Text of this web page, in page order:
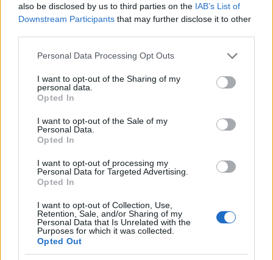
also be disclosed by us to third parties on the IAB’s List of
Downstream Participants that may further disclose it to other
Please note that this website/app uses one or more Google
not limited to your visit or usage behaviour. You may click to
grant or deny consent to Google and its third-party tags to
use your data for below specified purposes in below Google
consent section.
Personal Data Processing Opt Outs
I want to opt-out of the Sharing of my
personal data.
Opted In
I want to opt-out of the Sale of my
Personal Data.
Opted In
I want to opt-out of processing my
Personal Data for Targeted Advertising.
Opted In
I want to opt-out of Collection, Use,
Retention, Sale, and/or Sharing of my
Personal Data that Is Unrelated with the
Purposes for which it was collected.
Opted Out
Kipróbálhatunk stresszkezelő
technikákat
csökkenthetjük ezekkel a technikákkal
relaxációs gyakorlatok
írjunk naplót: tisztázhatjuk a bennünk
felgyülemlett érzéseket a segítségével
végezzünk légzőgyakorlatokat: ma már az
interneten számos ilyen technika elérhető,
amelyet magunk is könnyedén el tudunk
végezni, kereshetünk videókat, amelyekről el
tudjuk sajátítani a technikákat
Fordítsunk kiemelt figyelmet a társas
kapcsolatokra
beszélgessünk minél többet családtagjainkkal,
barátainkkal